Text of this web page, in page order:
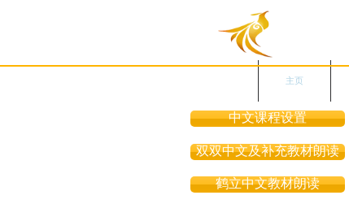
主页
中文课程设置
双双中文及补充教材朗读
鹤立中文教材朗读